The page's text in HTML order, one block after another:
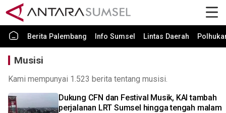
Berita Palembang Info Sumsel Lintas Daerah
Musisi
Kami mempunyai 1.523 berita tentang musisi.
Dukung CFN dan Festival Musik, KAI tambah
perjalanan LRT Sumsel hingga tengah malam